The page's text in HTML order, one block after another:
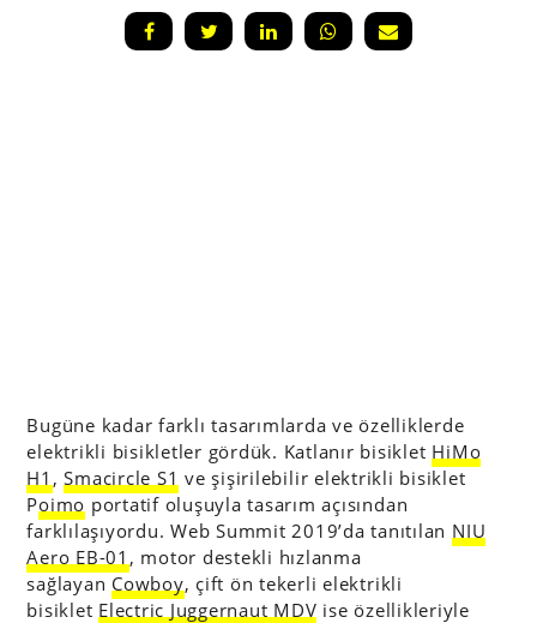
Bugüne kadar farklı tasarımlarda ve özelliklerde
elektrikli bisikletler gördük. Katlanır bisiklet HiMo
H1 ,Smacircle S1 ve şişirilebilir elektrikli bisiklet
Poimo portatif oluşuyla tasarım açısından
farklılaşıyordu. Web Summit 2019’da tanıtılan NIU
Aero EB-01 , motor destekli hızlanma
sağlayan Cowboy, çift ön tekerli elektrikli
bisiklet Electric Juggernaut MDV ise özellikleriyle